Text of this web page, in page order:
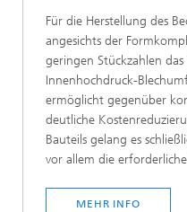
Für die Herstellung des
angesichts der
geringen Stückzahlen
Innenhochdruck-
ermöglicht gegenüber
deutliche
Bauteils gelang es
vor allem die
MEHR INFO